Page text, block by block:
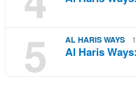
5 AL HARIS WAYS
Al Haris